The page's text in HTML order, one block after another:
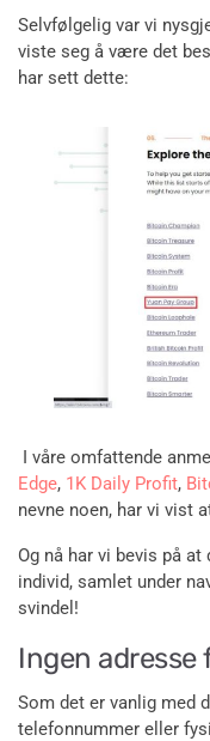
Selvfølgelig var vi
viste seg å være det
har sett dette:
I våre omfattende
Edge, 1K Daily Profit,
nevne noen, har vi vist
Og nå har vi bevis på
individ, samlet under
svindel!
Ingen
Som det er vanlig med
telefonnummer eller